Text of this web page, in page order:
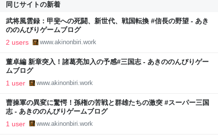
同じサイトの新着
武将風雲録：甲斐への死闘、新世代、戦国転換 #信長の野望 - あき
ののんびりゲームブログ
2 users www.akinonbiri.work
董卓編 新章突入！諸葛亮加入の予感#三国志 - あきののんびりゲー
ムブログ
1 user www.akinonbiri.work
曹操軍の異変に驚愕！孫権の苦戦と群雄たちの激突 #スーパー三国
志 - あきののんびりゲームブログ
1 user www.akinonbiri.work